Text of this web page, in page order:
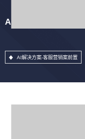
AI解决方案-客服营销
AI解决方案-客服营销案前置